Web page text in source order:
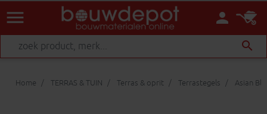
person
menu
search
Home TERRAS & TUIN Terras & oprit Terrastegels Asian